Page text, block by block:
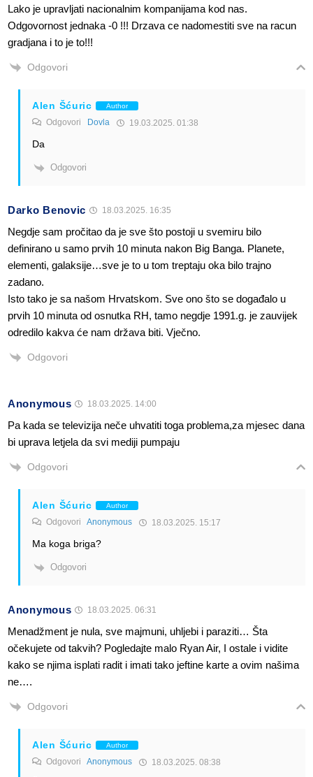
Lako je upravljati nacionalnim kompanijama kod nas.
Odgovornost jednaka -0 !!! Drzava ce nadomestiti sve na racun
gradjana i to je to!!!
Odgovori
Alen Šćuric Author
Odgovori Dovla 19.03.2025. 01:38
Da
Odgovori
Darko Benovic 18.03.2025. 16:35
Negdje sam pročitao da je sve što postoji u svemiru bilo
definirano u samo prvih 10 minuta nakon Big Banga. Planete,
elementi, galaksije…sve je to u tom treptaju oka bilo trajno
zadano.
Isto tako je sa našom Hrvatskom. Sve ono što se događalo u
prvih 10 minuta od osnutka RH, tamo negdje 1991.g. je zauvijek
odredilo kakva će nam država biti. Vječno.
Odgovori
Anonymous 18.03.2025. 14:00
Pa kada se televizija neče uhvatiti toga problema,za mjesec dana
bi uprava letjela da svi mediji pumpaju
Odgovori
Alen Šćuric Author
Odgovori Anonymous 18.03.2025. 15:17
Ma koga briga?
Odgovori
Anonymous 18.03.2025. 06:31
Menadžment je nula, sve majmuni, uhljebi i paraziti… Šta
očekujete od takvih? Pogledajte malo Ryan Air, I ostale i vidite
kako se njima isplati radit i imati tako jeftine karte a ovim našima
ne….
Odgovori
Alen Šćuric Author
Odgovori Anonymous 18.03.2025. 08:38